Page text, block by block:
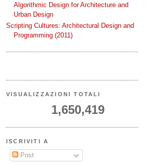
Algorithmic Design for Architecture and
Urban Design
Scripting Cultures: Architectural Design and
Programming (2011)
VISUALIZZAZIONI TOTALI
1,650,419
ISCRIVITI A
Post